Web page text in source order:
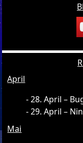
April
28. April –
29. April –
Mai